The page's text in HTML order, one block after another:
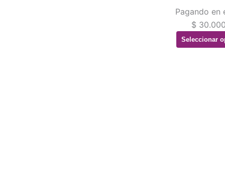
Pagando en
$
Seleccionar
de